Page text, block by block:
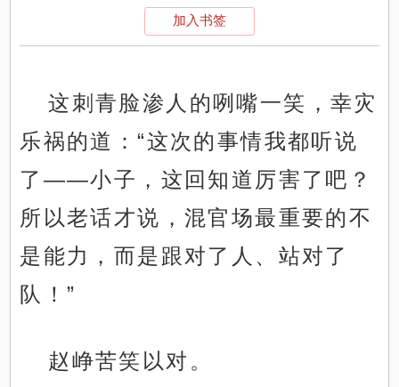
加入书签
这刺青脸渗人的咧嘴一笑，幸灾
乐祸的道：“这次的事情我都听说
了——小子，这回知道厉害了吧？
所以老话才说，混官场最重要的不
是能力，而是跟对了人、站对了
队！”
赵峥苦笑以对。